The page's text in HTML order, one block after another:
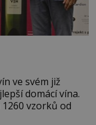
ve svém již
domácí vína.
vzorků od